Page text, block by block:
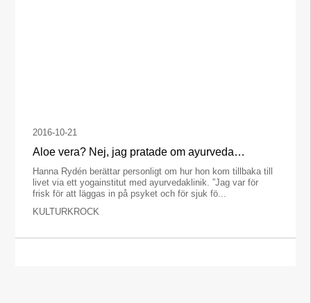
2016-10-21
Aloe vera? Nej, jag pratade om ayurveda…
Hanna Rydén berättar personligt om hur hon kom tillbaka till
livet via ett yogainstitut med ayurvedaklinik. ”Jag var för
frisk för att läggas in på psyket och för sjuk fö...
KULTURKROCK